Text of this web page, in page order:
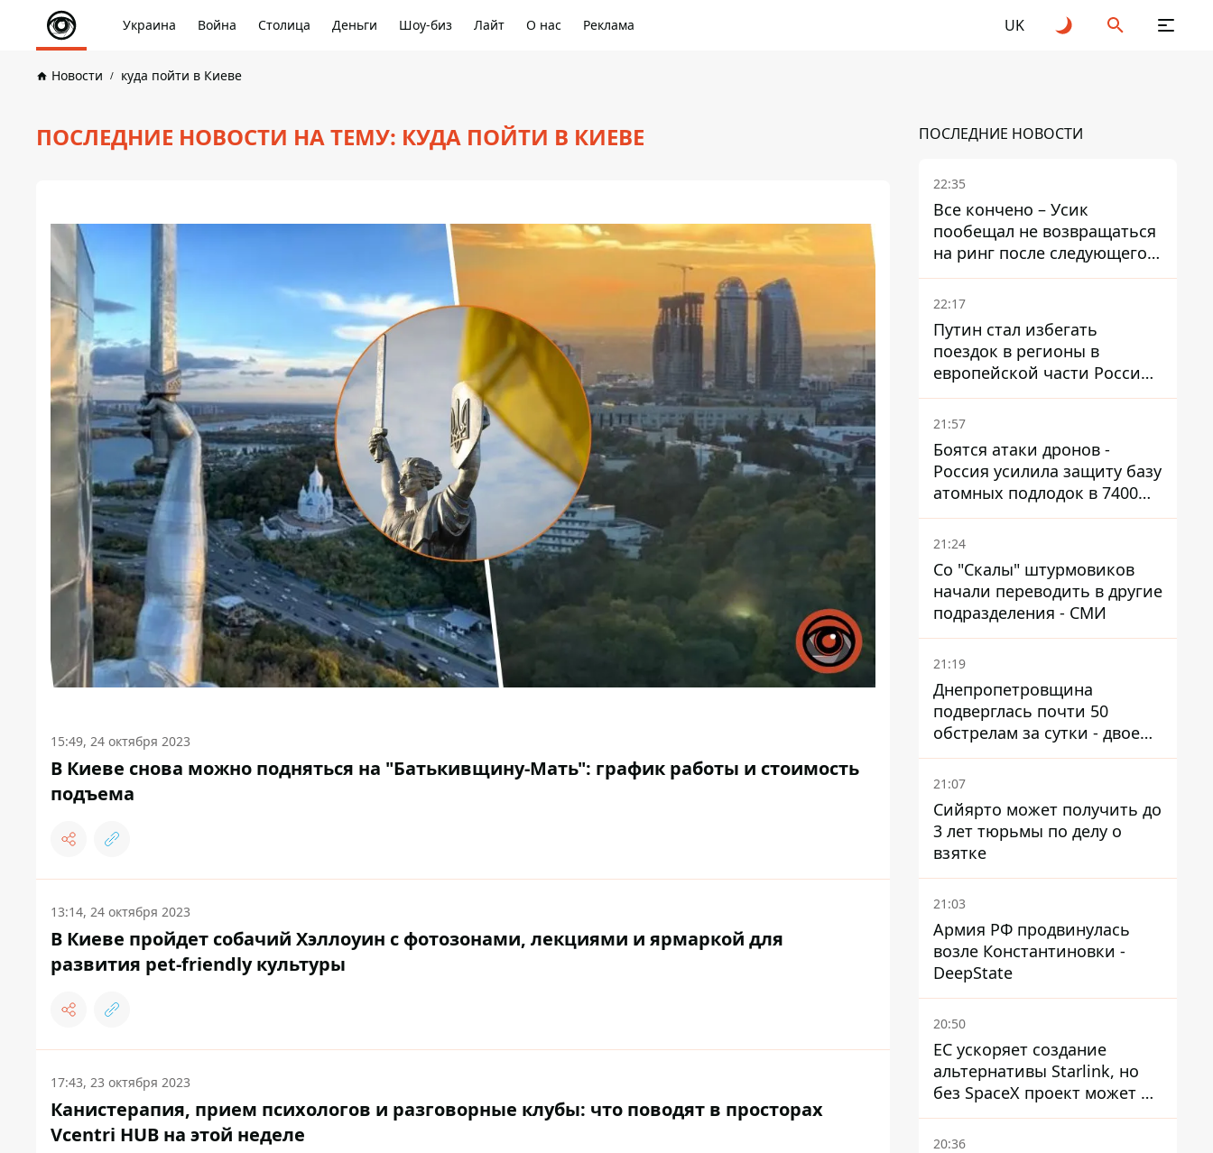
Украина Война Столица Деньги Шоу-биз Лайт О нас Реклама UK
Новости куда пойти в Киеве
ПОСЛЕДНИЕ НОВОСТИ НА ТЕМУ: КУДА ПОЙТИ В КИЕВЕ
15:49, 24 октября 2023
В Киеве снова можно подняться на "Батькивщину-Мать": график работы и стоимость
подъема
13:14, 24 октября 2023
В Киеве пройдет собачий Хэллоуин с фотозонами, лекциями и ярмаркой для
развития pet-friendly культуры
17:43, 23 октября 2023
Канистерапия, прием психологов и разговорные клубы: что поводят в просторах
Vcentri HUB на этой неделе
ПОСЛЕДНИЕ НОВОСТИ
22:35
Все кончено – Усик
пообещал не возвращаться
на ринг после следующего
боя
22:17
Путин стал избегать
поездок в регионы в
европейской части России,
куда регулярно долетают
дроны
21:57
Боятся атаки дронов -
Россия усилила защиту базу
атомных подлодок в 7400
км от Украины
21:24
Со "Скалы" штурмовиков
начали переводить в другие
подразделения - СМИ
21:19
Днепропетровщина
подверглась почти 50
обстрелам за сутки - двое
погибших, шесть
пострадавших
21:07
Сийярто может получить до
3 лет тюрьмы по делу о
взятке
21:03
Армия РФ продвинулась
возле Константиновки -
DeepState
20:50
ЕС ускоряет создание
альтернативы Starlink, но
без SpaceX проект может не
обойтись
20:36